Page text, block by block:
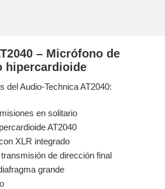
– Micrófono de
hipercardioide
del Audio-Technica AT2040:
en solitario
AT2040
XLR integrado
de dirección final
grande